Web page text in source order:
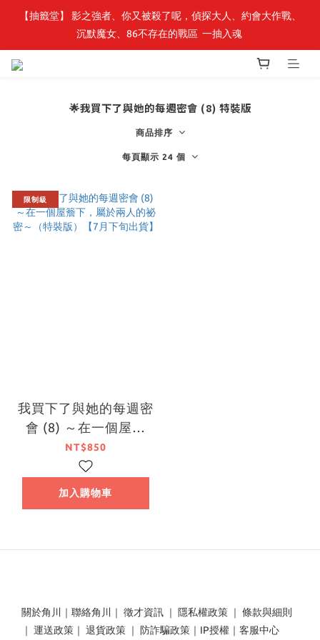
最新開賣🔥「全知讀者視角」 周邊商品
【抽籤堂】 影之強者、你又被殺了呢，偵探大人、約會大作戰、
沉默魔女、86不存在的戰區  一抽入魂
🌟我買下了與她的每週密會 (8) 特裝版
商品排序
每頁顯示 24 個
限制級
我買下了與她的每週密
會 (8) ～在一個屋簷
下，屬於兩人的祕密～
（特裝版）【7月下旬
出貨】
NT$850
加入購物車
關於角川 ｜ 聯絡角川 ｜ 徵才資訊 ｜ 隱私權政策 ｜ 條款與細則
｜ 運送政策 ｜ 退貨政策 ｜ 防詐騙政策 ｜ IP授權 ｜ 客服中心